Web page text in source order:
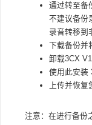
通过转至备
不建议备份
录音转移到
下载备份并
卸载3CX
使用此安装
上传并恢复
注意 ：在进行备份